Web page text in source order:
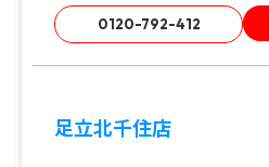
0120-792-412
足立北千住店